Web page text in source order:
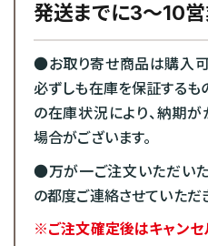
発送までに3～10営
●お取り寄せ商品は購入可
必ずしも在庫を保証するも
の在庫状況により、納期
場合がございます。
●万が一ご注文いただい
の都度ご連絡させていただ
※ご注文確定後はキャンセ